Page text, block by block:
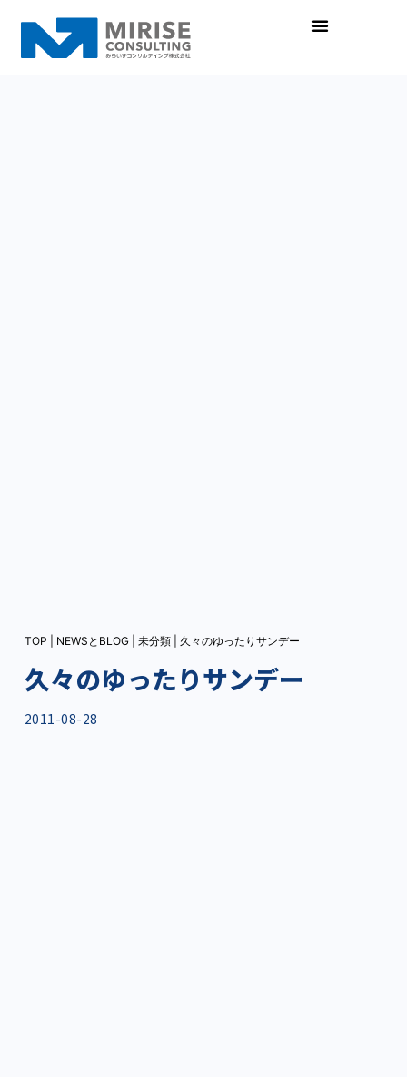
TOP NEWSとBLOG 未分類 久々のゆったりサンデー
久々のゆったりサンデー
2011-08-28